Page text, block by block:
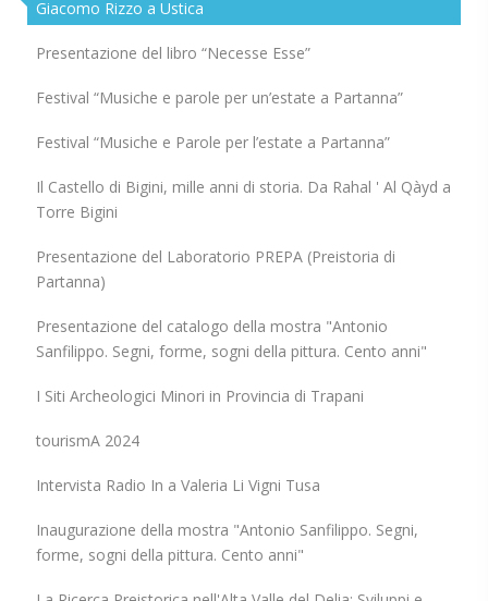
Giacomo Rizzo a Ustica
Presentazione del libro “Necesse Esse”
Festival “Musiche e parole per un’estate a Partanna”
Festival “Musiche e Parole per l’estate a Partanna”
Il Castello di Bigini, mille anni di storia. Da Rahal ' Al Qàyd a
Torre Bigini
Presentazione del Laboratorio PREPA (Preistoria di
Partanna)
Presentazione del catalogo della mostra "Antonio
Sanfilippo. Segni, forme, sogni della pittura. Cento anni"
I Siti Archeologici Minori in Provincia di Trapani
tourismA 2024
Intervista Radio In a Valeria Li Vigni Tusa
Inaugurazione della mostra "Antonio Sanfilippo. Segni,
forme, sogni della pittura. Cento anni"